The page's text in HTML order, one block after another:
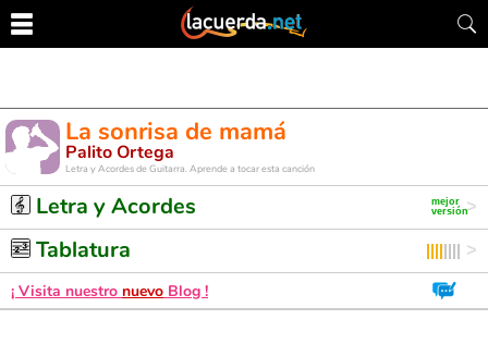
La sonrisa de mamá
Palito Ortega
Letra y Acordes de Guitarra. Aprende a tocar esta canción
Letra y Acordes
Tablatura
¡ Visita nuestro nuevo Blog !